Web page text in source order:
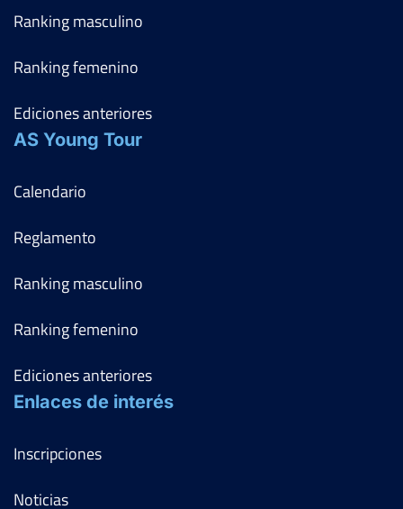
Ranking masculino
Ranking femenino
Ediciones anteriores
AS Young Tour
Calendario
Reglamento
Ranking masculino
Ranking femenino
Ediciones anteriores
Enlaces de interés
Inscripciones
Noticias